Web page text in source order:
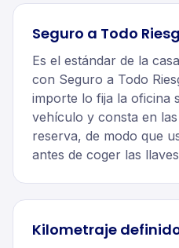
Seguro a Todo
Es el estándar de la
con Seguro a Todo
importe lo fija la oficina
vehículo y consta en
reserva, de modo que
antes de coger las
Kilometraje